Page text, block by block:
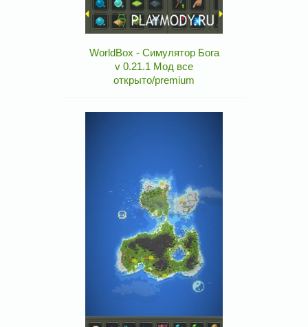
WorldBox - Симулятор Бога
v 0.21.1 Мод все
открыто/premium